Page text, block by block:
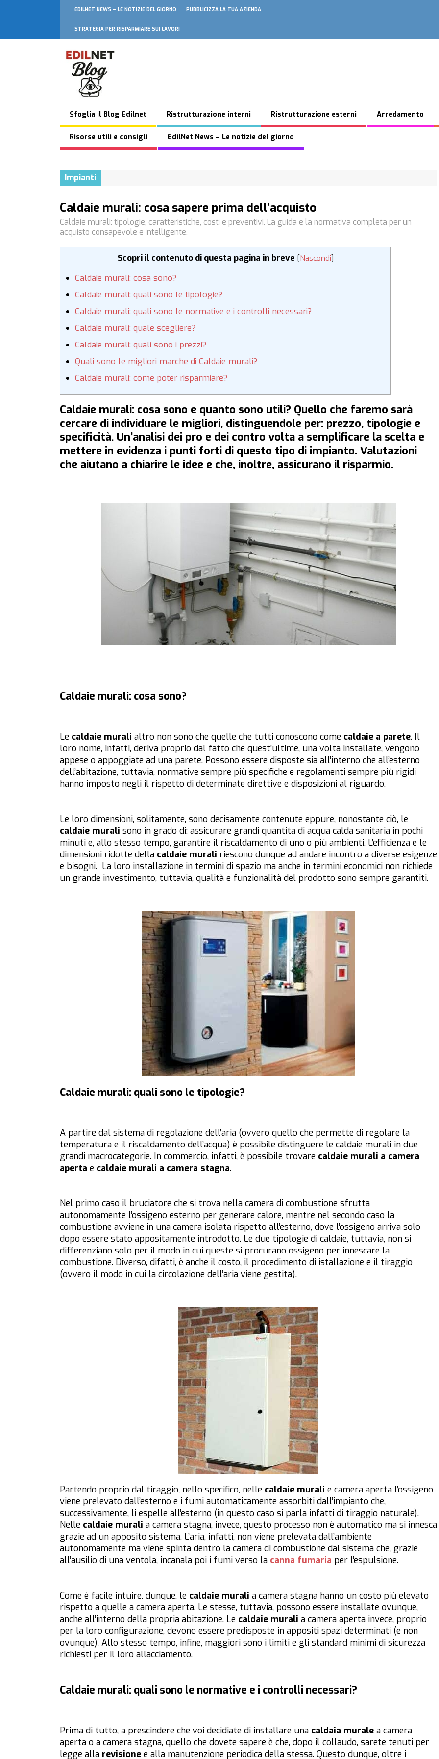
EDILNET NEWS – LE NOTIZIE DEL GIORNO PUBBLICIZZA LA TUA AZIENDA
STRATEGIA PER RISPARMIARE SUI LAVORI
Sfoglia il Blog Edilnet Ristrutturazione interni Ristrutturazione esterni Arredamento
Risorse utili e consigli EdilNet News – Le notizie del giorno
Impianti
Caldaie murali: cosa sapere prima dell’acquisto
Caldaie murali: tipologie, caratteristiche, costi e preventivi. La guida e la normativa completa per un
acquisto consapevole e intelligente.
Scopri il contenuto di questa pagina in breve [Nascondi]
Caldaie murali: cosa sono?
Caldaie murali: quali sono le tipologie?
Caldaie murali: quali sono le normative e i controlli necessari?
Caldaie murali: quale scegliere?
Caldaie murali: quali sono i prezzi?
Quali sono le migliori marche di Caldaie murali?
Caldaie murali: come poter risparmiare?
Caldaie murali: cosa sono e quanto sono utili? Quello che faremo sarà
cercare di individuare le migliori, distinguendole per: prezzo, tipologie e
specificità. Un’analisi dei pro e dei contro volta a semplificare la scelta e
mettere in evidenza i punti forti di questo tipo di impianto. Valutazioni
che aiutano a chiarire le idee e che, inoltre, assicurano il risparmio.
Caldaie murali: cosa sono?
Le caldaie murali altro non sono che quelle che tutti conoscono come caldaie a parete. Il
loro nome, infatti, deriva proprio dal fatto che quest’ultime, una volta installate, vengono
appese o appoggiate ad una parete. Possono essere disposte sia all’interno che all’esterno
dell’abitazione, tuttavia, normative sempre più specifiche e regolamenti sempre più rigidi
hanno imposto negli il rispetto di determinate direttive e disposizioni al riguardo.
Le loro dimensioni, solitamente, sono decisamente contenute eppure, nonostante ciò, le
caldaie murali sono in grado di: assicurare grandi quantità di acqua calda sanitaria in pochi
minuti e, allo stesso tempo, garantire il riscaldamento di uno o più ambienti. L’efficienza e le
dimensioni ridotte della caldaie murali riescono dunque ad andare incontro a diverse esigenze
e bisogni. La loro installazione in termini di spazio ma anche in termini economici non richiede
un grande investimento, tuttavia, qualità e funzionalità del prodotto sono sempre garantiti.
Caldaie murali: quali sono le tipologie?
A partire dal sistema di regolazione dell’aria (ovvero quello che permette di regolare la
temperatura e il riscaldamento dell’acqua) è possibile distinguere le caldaie murali in due
grandi macrocategorie. In commercio, infatti, è possibile trovare caldaie murali a camera
aperta e caldaie murali a camera stagna.
Nel primo caso il bruciatore che si trova nella camera di combustione sfrutta
autonomamente l’ossigeno esterno per generare calore, mentre nel secondo caso la
combustione avviene in una camera isolata rispetto all’esterno, dove l’ossigeno arriva solo
dopo essere stato appositamente introdotto. Le due tipologie di caldaie, tuttavia, non si
differenziano solo per il modo in cui queste si procurano ossigeno per innescare la
combustione. Diverso, difatti, è anche il costo, il procedimento di istallazione e il tiraggio
(ovvero il modo in cui la circolazione dell’aria viene gestita).
Partendo proprio dal tiraggio, nello specifico, nelle caldaie murali e camera aperta l’ossigeno
viene prelevato dall’esterno e i fumi automaticamente assorbiti dall’impianto che,
successivamente, li espelle all’esterno (in questo caso si parla infatti di tiraggio naturale).
Nelle caldaie murali a camera stagna, invece, questo processo non è automatico ma si innesca
grazie ad un apposito sistema. L’aria, infatti, non viene prelevata dall’ambiente
autonomamente ma viene spinta dentro la camera di combustione dal sistema che, grazie
all’ausilio di una ventola, incanala poi i fumi verso la canna fumaria per l’espulsione.
Come è facile intuire, dunque, le caldaie murali a camera stagna hanno un costo più elevato
rispetto a quelle a camera aperta. Le stesse, tuttavia, possono essere installate ovunque,
anche all’interno della propria abitazione. Le caldaie murali a camera aperta invece, proprio
per la loro configurazione, devono essere predisposte in appositi spazi determinati (e non
ovunque). Allo stesso tempo, infine, maggiori sono i limiti e gli standard minimi di sicurezza
richiesti per il loro allacciamento.
Caldaie murali: quali sono le normative e i controlli necessari?
Prima di tutto, a prescindere che voi decidiate di installare una caldaia murale a camera
aperta o a camera stagna, quello che dovete sapere è che, dopo il collaudo, sarete tenuti per
legge alla revisione e alla manutenzione periodica della stessa. Questo dunque, oltre i